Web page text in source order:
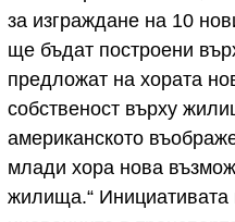
за изграждане на 10
ще бъдат построени
предложат на хората
собственост върху
американското
млади хора нова
жилища.“ Инициативата